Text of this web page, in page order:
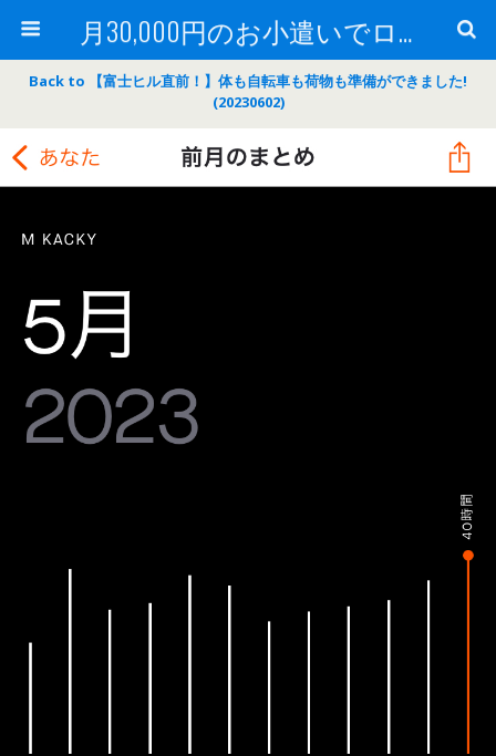
月30,000円のお小遣いでロードバイク
Back to 【富士ヒル直前！】体も自転車も荷物も準備ができました!
(20230602)